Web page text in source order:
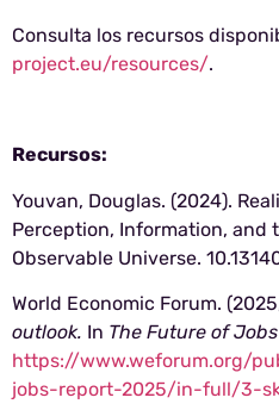
Consulta los recursos
project.eu/resources/.
Recursos:
Youvan, Douglas. (2024).
Perception, Information, and
Observable Universe.
World Economic Forum.
outlook. In The Future of
https://www.weforum.org/
jobs-report-2025/in-full/3-